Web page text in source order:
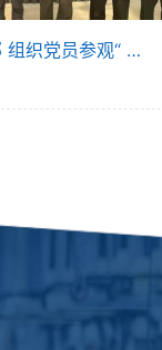
晋方圆党支部 组织党员参观“ 城市蜜蜂 ”主题图片展